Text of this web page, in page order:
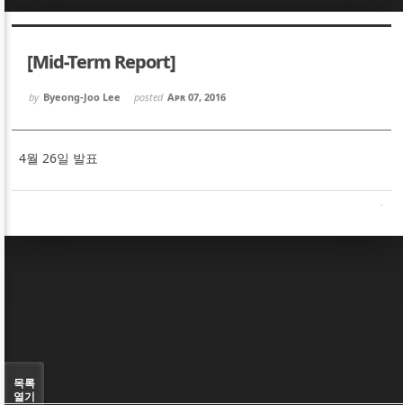
[Mid-Term Report]
by Byeong-Joo Lee posted Apr 07, 2016
4월 26일 발표
목록
열기
Sketchbook5, 스케치북5
Sketchbook5, 스케치북5
Sketchbook5, 스케치북5
Sketchbook5, 스케치북5